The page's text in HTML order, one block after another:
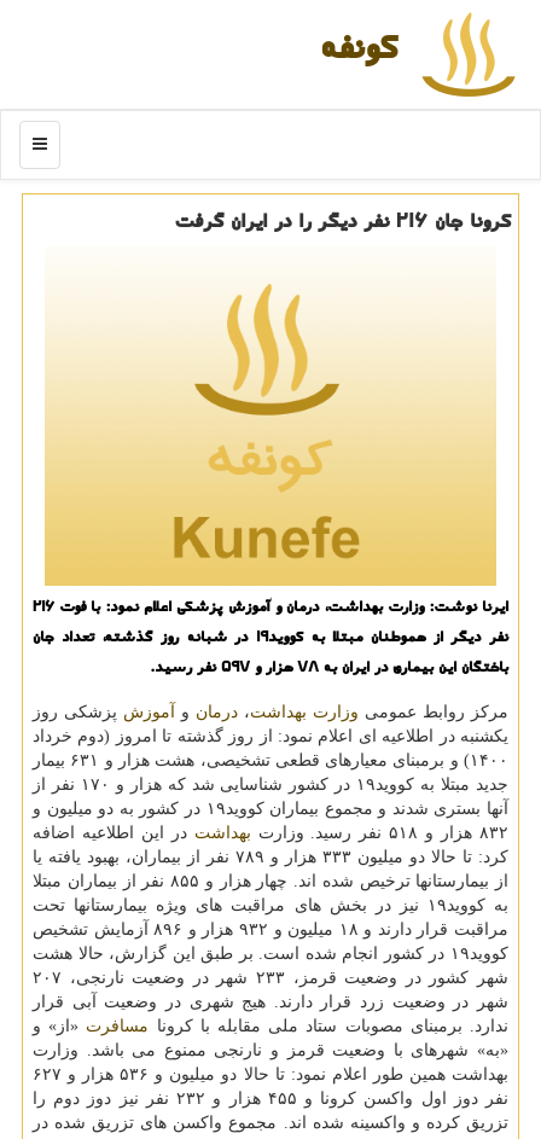
كونفه
منو
كرونا جان ۲۱۶ نفر دیگر را در ایران گرفت
ایرنا نوشت: وزارت بهداشت، درمان و آموزش پزشکی اعلام نمود: با فوت 216
نفر دیگر از هموطنان مبتلا به کووید19 در شبانه روز گذشته، تعداد جان
باختگان این بیماری در ایران به 78 هزار و 597 نفر رسید.
مرکز روابط عمومی وزارت بهداشت، درمان و آموزش پزشکی روز
یکشنبه در اطلاعیه ای اعلام نمود: از روز گذشته تا امروز (دوم خرداد
۱۴۰۰) و برمبنای معیارهای قطعی تشخیصی، هشت هزار و ۶۳۱ بیمار
جدید مبتلا به کووید۱۹ در کشور شناسایی شد که هزار و ۱۷۰ نفر از
آنها بستری شدند و مجموع بیماران کووید۱۹ در کشور به دو میلیون و
۸۳۲ هزار و ۵۱۸ نفر رسید. وزارت
بهداشت در این اطلاعیه اضافه
کرد: تا حالا دو میلیون ۳۳۳ هزار و ۷۸۹ نفر از بیماران، بهبود یافته یا
از بیمارستانها ترخیص شده اند. چهار هزار و ۸۵۵ نفر از بیماران مبتلا
به کووید۱۹ نیز در بخش های مراقبت های ویژه بیمارستانها تحت
مراقبت قرار دارند و ۱۸ میلیون و ۹۳۲ هزار و ۸۹۶ آزمایش تشخیص
کووید۱۹ در کشور انجام شده است. بر طبق این گزارش، حالا هشت
شهر کشور در وضعیت قرمز، ۲۳۳ شهر در وضعیت نارنجی، ۲۰۷
شهر در وضعیت زرد قرار دارند. هیج شهری در وضعیت آبی قرار
ندارد. برمبنای مصوبات ستاد ملی مقابله با کرونا مسافرت «از» و
«به» شهرهای با وضعیت قرمز و نارنجی ممنوع می باشد. وزارت
بهداشت همین طور اعلام نمود: تا حالا دو میلیون و ۵۳۶ هزار و ۶۲۷
نفر دوز اول واکسن کرونا و ۴۵۵ هزار و ۲۳۲ نفر نیز دوز دوم را
تزریق کرده و واکسینه شده اند. مجموع واکسن های تزریق شده در